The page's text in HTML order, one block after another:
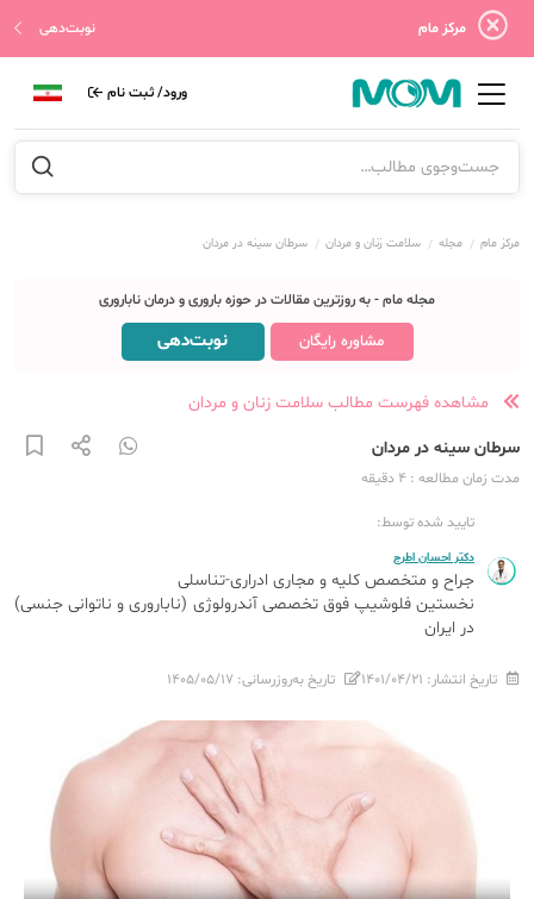
مرکز مام نوبت‌دهی
ورود/ ثبت نام
مرکز مام مجله سلامت زنان و مردان سرطان سینه در مردان
مجله مام - به روزترین مقالات در حوزه باروری و درمان ناباروری
مشاوره رایگان نوبت‌دهی
مشاهده فهرست مطالب سلامت زنان و مردان
سرطان سینه در مردان
مدت زمان مطالعه : 4 دقیقه
تایید شده توسط:
دکتر احسان اطرج
جراح و متخصص کلیه و مجاری ادراری-تناسلی
نخستین فلوشیپ فوق تخصصی آندرولوژی (ناباروری و ناتوانی جنسی)
در ایران
تاریخ انتشار: ۱۴۰۱/۰۴/۲۱ تاریخ به‌روزرسانی: ۱۴۰۵/۰۵/۱۷